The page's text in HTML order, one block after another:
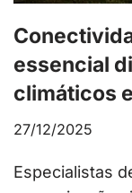
essencial
climáticos
27/12/2025
Especialistas